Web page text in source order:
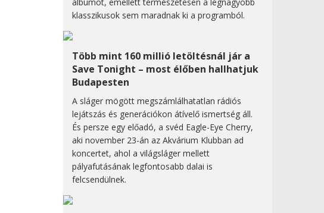
klasszikusok sem maradnak ki a programból.
Több mint 160 millió letöltésnál jár a
Save Tonight – most élőben hallhatjuk
Budapesten
A sláger mögött megszámlálhatatlan rádiós
lejátszás és generációkon átívelő ismertség áll.
És persze egy előadó, a svéd Eagle-Eye Cherry,
aki november 23-án az Akvárium Klubban ad
koncertet, ahol a világsláger mellett
pályafutásának legfontosabb dalai is
felcsendülnek.